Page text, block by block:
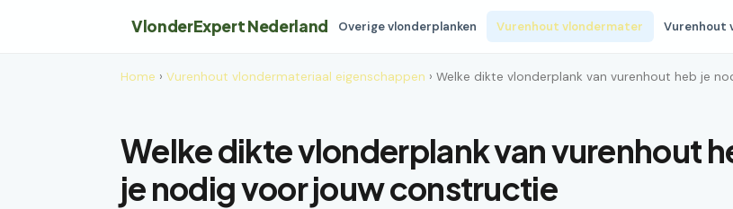
VlonderExpert Nederland Overige vlonderplanken Vurenhout vlondermater Vurenhout
Home › Vurenhout vlondermateriaal eigenschappen › Welke dikte vlonderplank van vurenhout heb je
Welke dikte vlonderplank van vurenhout
je nodig voor jouw constructie